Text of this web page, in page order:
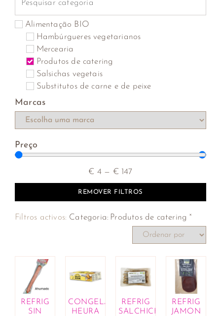
Alimentação BIO
Hambúrgueres vegetarianos
Mercearia
Produtos de catering
Salsichas vegetais
Substitutos de carne e de peixe
Marcas
Preço
€ 4 — € 147
REMOVER FILTROS
Filtros activos: Categoria: Produtos de catering ×
REFRIG
SIN
CONGELADO
HEURA
REFRIG
SALCHICHA
REFRIG
JAMON